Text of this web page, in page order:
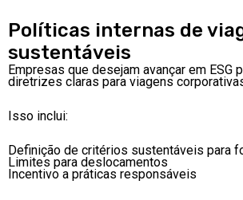
Políticas internas de
sustentáveis
Empresas que desejam avançar em ESG
diretrizes claras para viagens
Isso inclui:
Definição de critérios sustentáveis para
Limites para deslocamentos
Incentivo a práticas responsáveis